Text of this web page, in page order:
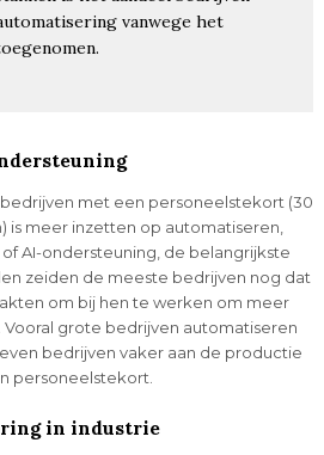
vanwege het
met een personeelstekort (30
is meer inzetten op automatiseren,
AI-ondersteuning, de belangrijkste
zeiden de meeste bedrijven nog dat
om bij hen te werken om meer
grote bedrijven automatiseren
bedrijven vaker aan de productie
personeelstekort.
in industrie